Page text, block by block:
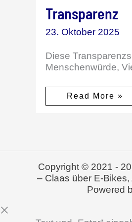
Transparenz
23. Oktober 2025
Diese
Menschenwürde,
Transparenz
Read More »
Copyright © 2021 -
– Claas über E-Bikes,
Powered